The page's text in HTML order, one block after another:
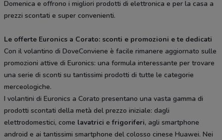
Domenica e offrono i migliori prodotti di elettronica e per la casa a
prezzi scontati e super convenienti.
Le offerte Euronics a Corato: sconti e promozioni e te dedicati
Con il volantino di DoveConviene è facile rimanere aggiornato sulle
promozioni attive di Euronics: una formula interessante per trovare
una serie di sconti su tantissimi prodotti di tutte le categorie
merceologiche.
I volantini di Euronics a Corato presentano una vasta gamma di
prodotti scontati della metà del prezzo iniziale: dagli
elettrodomestici, come lavatrici efrigoriferi, agli smartphone
android e ai tantissimi smartphone del colosso cinese Huawei. Nei